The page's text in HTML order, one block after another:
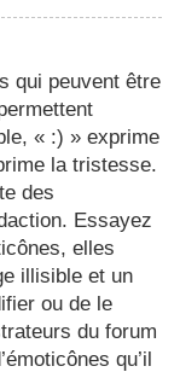
qui peuvent être
« :) » exprime
la tristesse.
des
Essayez
elles
illisible et un
ou de le
du forum
qu’il